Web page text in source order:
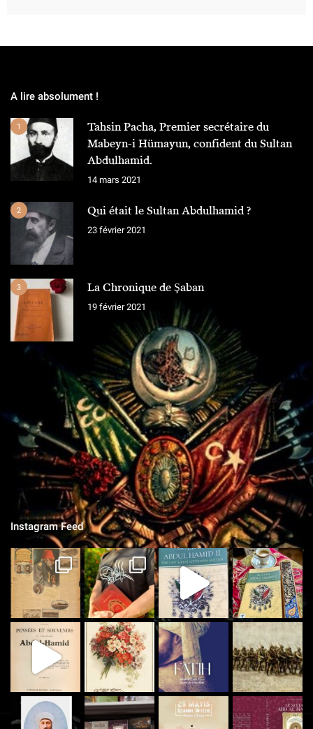
A lire absolument !
1
Tahsin Pacha, Premier secrétaire du
Mabeyn-i Hümayun, confident du Sultan
Abdulhamid.
14 mars 2021
2 Qui était le Sultan Abdulhamid ?
23 février 2021
3 La Chronique de Şaban
19 février 2021
L'ÉQUIPE
Chroniques Ottomanes
"Si je tombe sur le champ de bataille, qu'on grave sur la pierre,
qu'on ne vit que ce que nous réserve notre destin..."
Instagram Feed